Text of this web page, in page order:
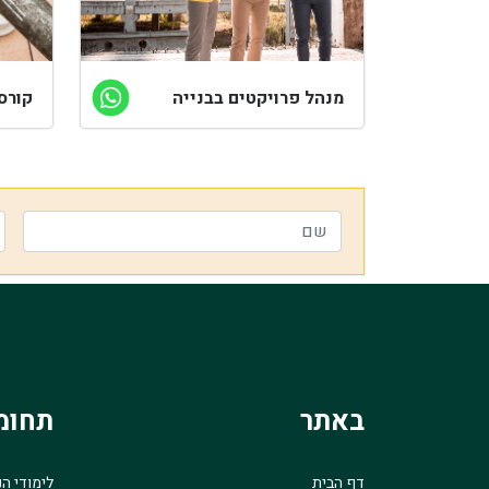
מנהל פרויקטים בבנייה
באתר
דף הבית לימודי